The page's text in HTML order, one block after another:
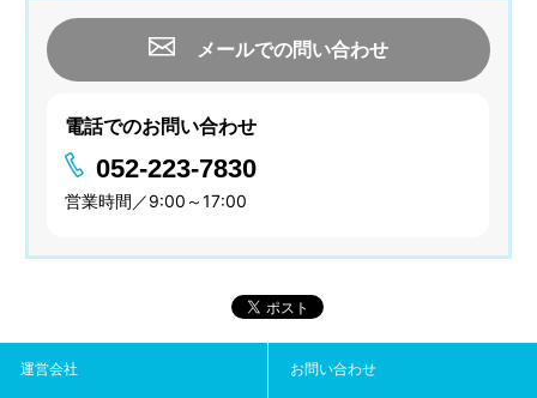
メールでの問い合わせ
電話でのお問い合わせ
052-223-7830
営業時間／9:00～17:00
運営会社 お問い合わせ